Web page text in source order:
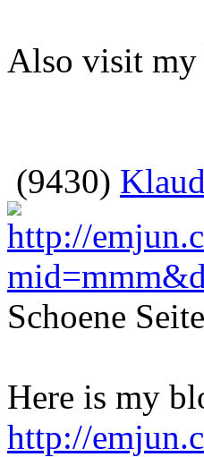
Also visit
(9430)
Schoene Seite
Here is my
http://